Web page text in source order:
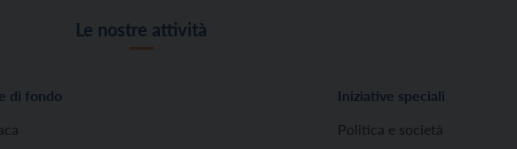
Le nostre attività
di fondo
Iniziative speciali
Politica e società